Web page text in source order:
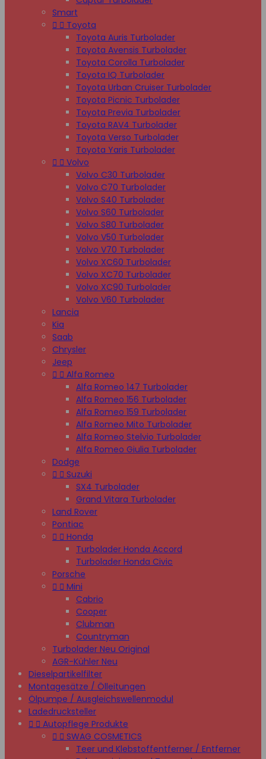
Smart
  Toyota
Toyota Auris Turbolader
Toyota Avensis Turbolader
Toyota Corolla Turbolader
Toyota IQ Turbolader
Toyota Urban Cruiser Turbolader
Toyota Picnic Turbolader
Toyota Previa Turbolader
Toyota RAV4 Turbolader
Toyota Verso Turbolader
Toyota Yaris Turbolader
  Volvo
Volvo C30 Turbolader
Volvo C70 Turbolader
Volvo S40 Turbolader
Volvo S60 Turbolader
Volvo S80 Turbolader
Volvo V50 Turbolader
Volvo V70 Turbolader
Volvo XC60 Turbolader
Volvo XC70 Turbolader
Volvo XC90 Turbolader
Volvo V60 Turbolader
Lancia
Kia
Saab
Chrysler
Jeep
  Alfa Romeo
Alfa Romeo 147 Turbolader
Alfa Romeo 156 Turbolader
Alfa Romeo 159 Turbolader
Alfa Romeo Mito Turbolader
Alfa Romeo Stelvio Turbolader
Alfa Romeo Giulia Turbolader
Dodge
  Suzuki
SX4 Turbolader
Grand Vitara Turbolader
Land Rover
Pontiac
  Honda
Turbolader Honda Accord
Turbolader Honda Civic
Porsche
  Mini
Cabrio
Cooper
Clubman
Countryman
Turbolader Neu Original
AGR-Kühler Neu
Dieselpartikelfilter
Montagesätze / Ölleitungen
Ölpumpe / Ausgleichswellenmodul
Ladedrucksteller
  Autopflege Produkte
  SWAG COSMETICS
Teer und Klebstoffentferner / Entferner